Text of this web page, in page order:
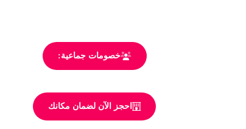
خصومات جماعية:
احجز الآن لضمان مكانك